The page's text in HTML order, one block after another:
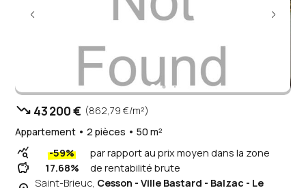
trending_down 43 200 € (862,79 €/m²)
Appartement • 2 pièces • 50 m²
query_stats -59% par rapport au prix moyen dans la zone
savings 17.68% de rentabilité brute
Saint-Brieuc, Cesson - Ville Bastard - Balzac - Le